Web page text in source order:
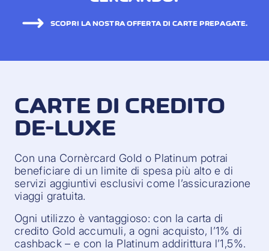
SCOPRI LA NOSTRA OFFERTA DI CARTE PREPAGATE.
CARTE DI CREDITO
DE-LUXE
Con una Cornèrcard Gold o Platinum potrai
beneficiare di un limite di spesa più alto e di
servizi aggiuntivi esclusivi come l’assicurazione
viaggi gratuita.
Ogni utilizzo è vantaggioso: con la carta di
credito Gold accumuli, a ogni acquisto, l’1% di
cashback – e con la Platinum addirittura l’1,5%.